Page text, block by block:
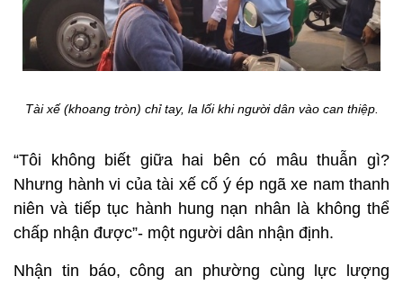
Tài xế (khoang tròn) chỉ tay, la lối khi người dân vào can thiệp.
“Tôi không biết giữa hai bên có mâu thuẫn gì?
Nhưng hành vi của tài xế cố ý ép ngã xe nam thanh
niên và tiếp tục hành hung nạn nhân là không thể
chấp nhận được”- một người dân nhận định.
Nhận tin báo, công an phường cùng lực lượng